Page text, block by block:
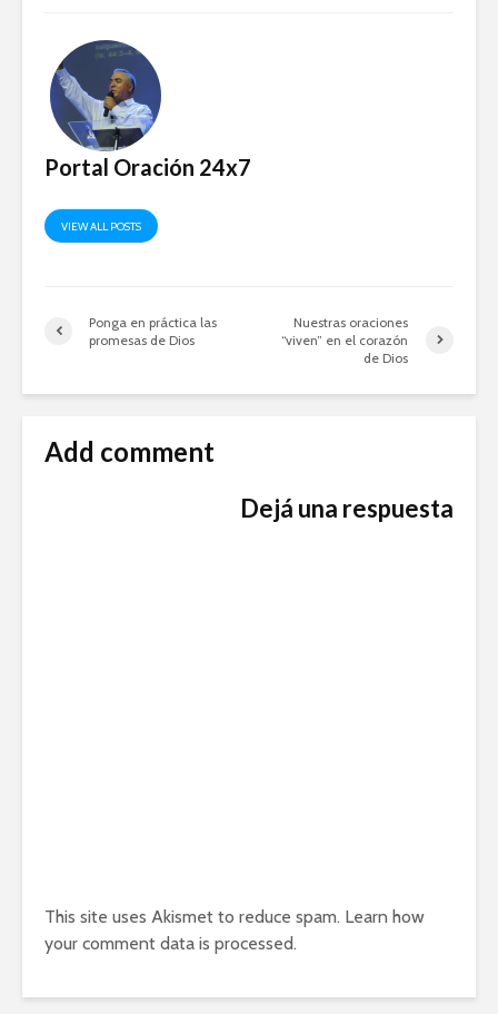
Portal Oración 24x7
VIEW ALL POSTS
Ponga en práctica las
promesas de Dios
Nuestras oraciones
“viven” en el corazón
de Dios
Add comment
Dejá una respuesta
This site uses Akismet to reduce spam. Learn how
your comment data is processed.